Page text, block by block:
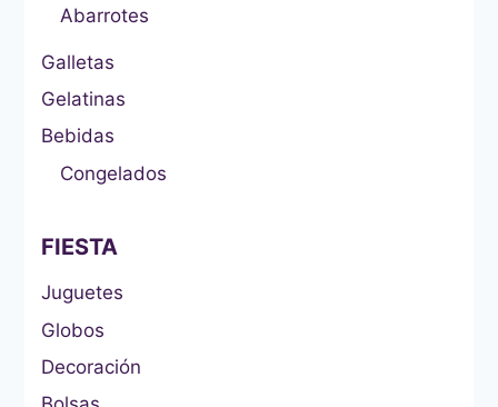
Abarrotes
Galletas
Gelatinas
Bebidas
Congelados
FIESTA
Juguetes
Globos
Decoración